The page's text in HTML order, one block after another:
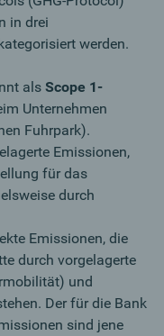
in drei
werden.
als Scope 1-
Unternehmen
Fuhrpark).
Emissionen,
für das
durch
Emissionen, die
durch vorgelagerte
und
Der für die Bank
sind jene